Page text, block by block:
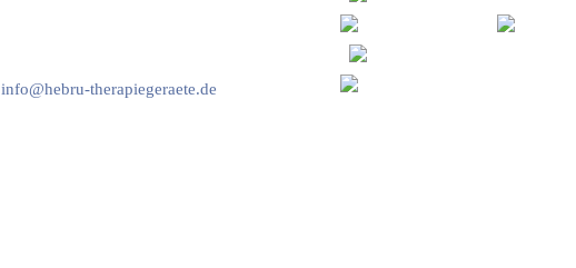
info@hebru-therapiegeraete.de